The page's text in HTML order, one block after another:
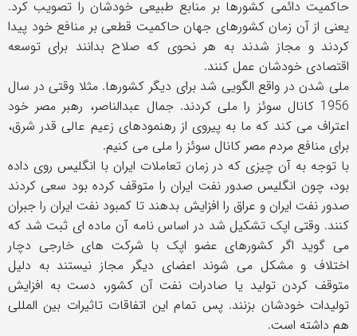
حاکمیت دائمی کشورها بر منابع طبیعی خودشان را تصویب کرد.
یعنی از آن زمان کشورهای جهان حاکمیت قطعی بر منافع خود پیدا
کردند و مجاز شدند به هر نحوی که صلاح بدانند برای توسعه
اقتصادی خودشان عمل کنند.
ملی شدن در واقع الگویی شد برای دیگر کشورها. مثلا وقتی در سال
1956 کانال سوئز را ملی کردند. جمال عبدالناصر، رهبر مصر خود
اعتراف می کند که ما به پیروی از رهنمودهای زعیم عالی قدر شرق،
برای منافع مردم مصر کانال سوئز را ملی می کنیم.
با توجه به آن چیزی که در زمان تعاملات ایران با انگلیس روی داده
بود، چون انگلیس صدور نفت ایران را متوقف کرده بود سعی کردند
صدور نفت ایران و عراق را افزایش بدهند تا کمبود نفت ایران را جبران
کنند. وقتی اپک تشکیل شد در اساس نامه آن ماده ای ثبت شد که
می گوید اگر کشورهای عضو اپک با شرکت های خارجی دچار
اختلاف و مشکل می شوند اعضای دیگر مجاز نیستند به دلیل
متوقف کردن تولید یا صادرات نفت آن کشور، دست به افزایش
تولیدات خودشان بزنند. پس تمام این اتفاقات تاثیرات بین المللی
هم داشته است.